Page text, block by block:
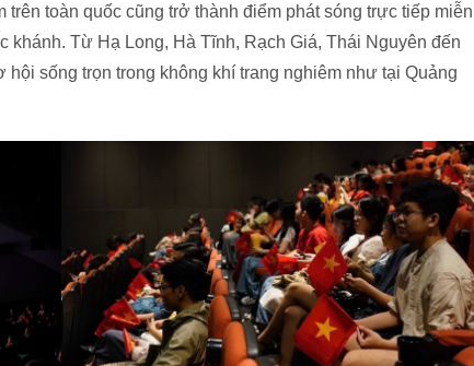
toàn quốc cũng trở thành điểm phát sóng trực tiếp miễn
khánh. Từ Hạ Long, Hà Tĩnh, Rạch Giá, Thái Nguyên đến
sống trọn trong không khí trang nghiêm như tại Quảng